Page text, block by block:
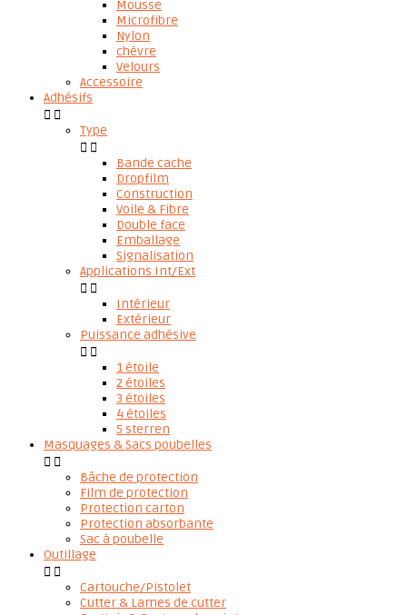
Mousse
Microfibre
Nylon
chèvre
Velours
Accessoire
Adhésifs
 
Type
 
Bande cache
Dropfilm
Construction
Voile & Fibre
Double face
Emballage
Signalisation
Applications Int/Ext
 
Intérieur
Extérieur
Puissance adhésive
 
1 étoile
2 étoiles
3 étoiles
4 étoiles
5 sterren
Masquages & Sacs poubelles
 
Bâche de protection
Film de protection
Protection carton
Protection absorbante
Sac à poubelle
Outillage
 
Cartouche/Pistolet
Cutter & Lames de cutter